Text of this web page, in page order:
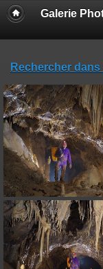
Galerie
Rechercher dans